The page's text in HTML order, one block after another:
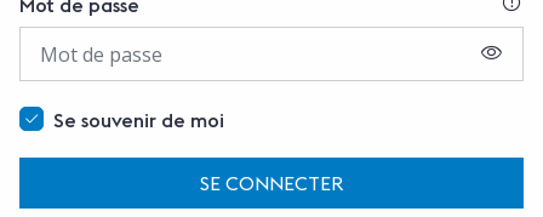
Mot de passe
Se souvenir de moi
SE CONNECTER